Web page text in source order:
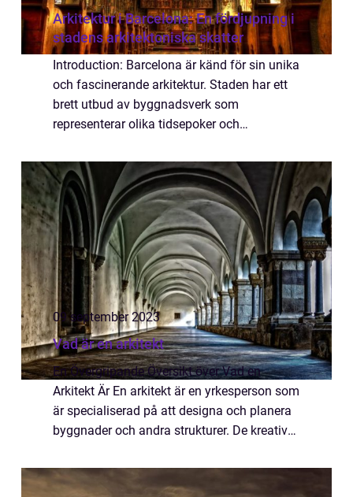
Arkitektur i Barcelona: En fördjupning i
stadens arkitektoniska skatter
Introduction: Barcelona är känd för sin unika
och fascinerande arkitektur. Staden har ett
brett utbud av byggnadsverk som
representerar olika tidsepoker och
vi att ta en grundlig översikt över
arkitekture...
09 september 2023
Vad är en arkitekt
En Övergripande Översikt över Vad en
Arkitekt Är En arkitekt är en yrkesperson som
är specialiserad på att designa och planera
byggnader och andra strukturer. De kreativa
hjälper till att skapa estetiskt tillt...